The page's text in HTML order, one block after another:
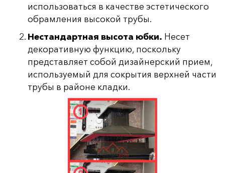
использоваться в качестве эстетического
обрамления высокой трубы.
Нестандартная высота юбки. Несет
декоративную функцию, поскольку
представляет собой дизайнерский прием,
используемый для сокрытия верхней части
трубы в районе кладки.